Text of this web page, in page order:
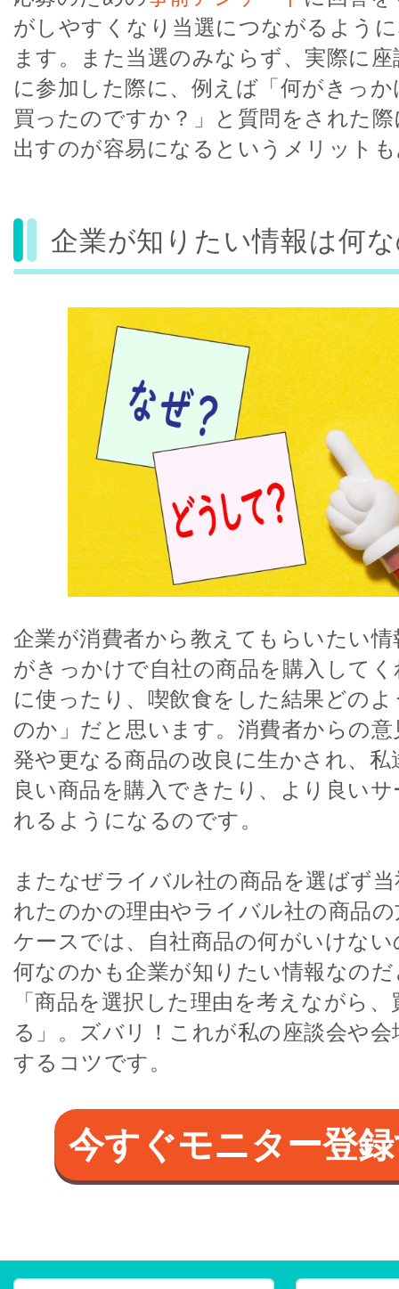
がしやすくなり当選につながるよう
ます。また当選のみならず、実際に
に参加した際に、例えば「何がきっ
買ったのですか？」と質問をされた
出すのが容易になるというメリット
企業が知りたい情報は何
企業が消費者から教えてもらいたい
がきっかけで自社の商品を購入して
に使ったり、喫飲食をした結果どの
のか」だと思います。消費者からの
発や更なる商品の改良に生かされ、私
良い商品を購入できたり、より良い
れるようになるのです。
またなぜライバル社の商品を選ばず
れたのかの理由やライバル社の商品
ケースでは、自社商品の何がいけな
何なのかも企業が知りたい情報なの
「商品を選択した理由を考えながら
る」。ズバリ！これが私の座談会や会
するコツです。
今すぐモニター登